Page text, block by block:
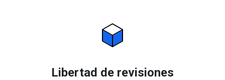
Libertad de revisiones